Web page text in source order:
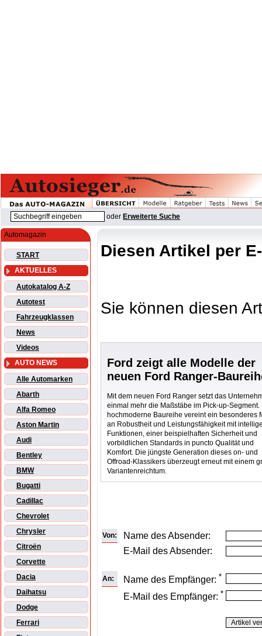
oder Erweiterte Suche
Automagazin
START
AKTUELLES
Autokatalog A-Z
Autotest
Fahrzeugklassen
News
Videos
AUTO NEWS
Alle Automarken
Abarth
Alfa Romeo
Aston Martin
Audi
Bentley
BMW
Bugatti
Cadillac
Chevrolet
Chrysler
Citroën
Corvette
Dacia
Daihatsu
Dodge
Ferrari
Diesen Artikel per
Sie können diesen
Ford zeigt alle Modelle der
neuen Ford Ranger-
Mit dem neuen Ford Ranger setzt das
einmal mehr die Maßstäbe im Pick-up-Segment.
hochmoderne Baureihe vereint ein besonderes
an Robustheit und Leistungsfähigkeit mit
Funktionen, einer beispielhaften Sicherheit und
vorbildlichen Standards in puncto Qualität und
Komfort. Die jüngste Generation dieses o­n- und
Offroad-Klassikers überzeugt erneut mit einem
Variantenreichtum.
Von:
Name des Absender:
E-Mail des Absender:
An: Name des Empfänger: *
E-Mail des Empfänger: *